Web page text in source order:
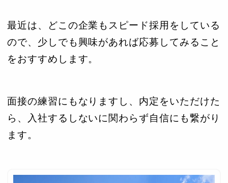
最近は、どこの企業もスピード採用をしている
ので、少しでも興味があれば応募してみること
をおすすめします。
面接の練習にもなりますし、内定をいただけた
ら、入社するしないに関わらず自信にも繋がり
ます。